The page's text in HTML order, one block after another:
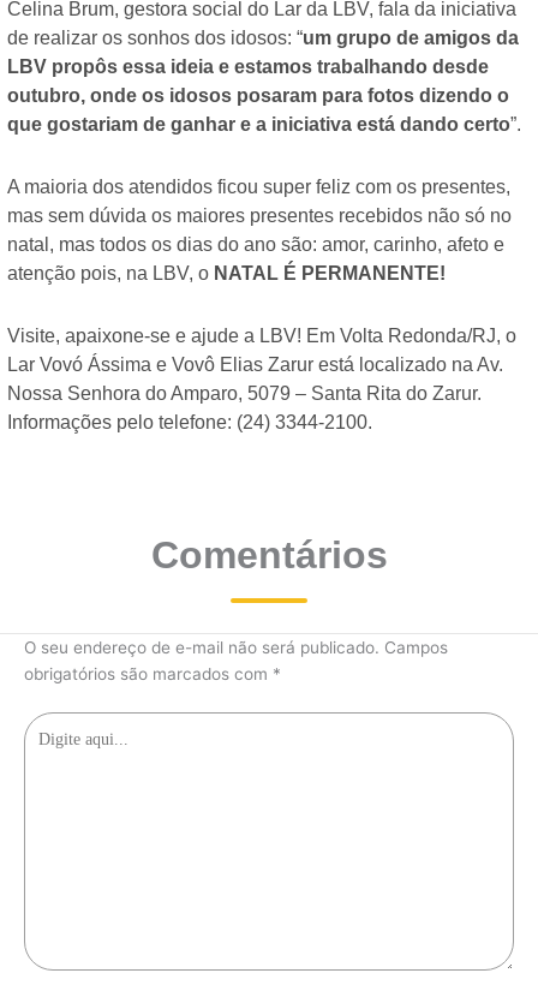
Celina Brum, gestora social do Lar da LBV, fala da iniciativa
de realizar os sonhos dos idosos: “um grupo de amigos da
LBV propôs essa ideia e estamos trabalhando desde
outubro, onde os idosos posaram para fotos dizendo o
que gostariam de ganhar e a iniciativa está dando certo”.
A maioria dos atendidos ficou super feliz com os presentes,
mas sem dúvida os maiores presentes recebidos não só no
natal, mas todos os dias do ano são: amor, carinho, afeto e
atenção pois, na LBV, o NATAL É PERMANENTE!
Visite, apaixone-se e ajude a LBV! Em Volta Redonda/RJ, o
Lar Vovó Ássima e Vovô Elias Zarur está localizado na Av.
Nossa Senhora do Amparo, 5079 – Santa Rita do Zarur.
Informações pelo telefone: (24) 3344-2100.
Comentários
O seu endereço de e-mail não será publicado. Campos
obrigatórios são marcados com *